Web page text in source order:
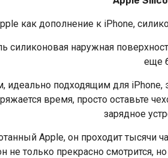
как дополнение к iPhone,
силиконовая наружная
еще
идеально подходящим для
время, просто оставьте
зарядное
Apple, он проходит тысячи
не только прекрасно смотрится,